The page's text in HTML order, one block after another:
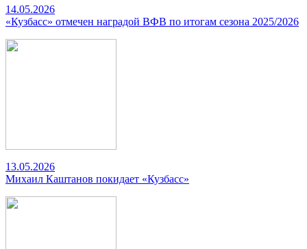
14.05.2026
«Кузбасс» отмечен наградой ВФВ по итогам сезона 2025/2026
13.05.2026
Михаил Каштанов покидает «Кузбасс»